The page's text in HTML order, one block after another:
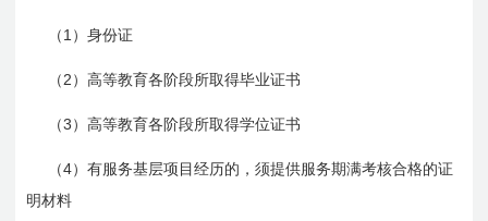
（ 1 ）身份证
（ 2 ）高等教育各阶段所取得毕业证书
（3 ）高等教育各阶段所取得学位证书
（4）有服务基层项目经历的，须提供服务期满考核合格的证
明材料